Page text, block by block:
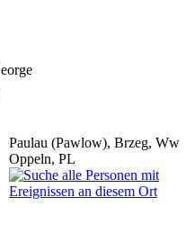
Paulau (Pawlow), Brzeg, Ww
Oppeln, PL